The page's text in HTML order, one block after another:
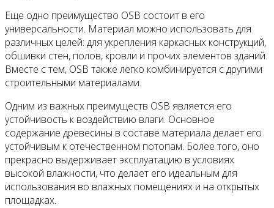
Еще одно преимущество OSB состоит в его
универсальности. Материал можно использовать для
различных целей: для укрепления каркасных конструкций,
обшивки стен, полов, кровли и прочих элементов зданий.
Вместе с тем, OSB также легко комбинируется с другими
строительными материалами.
Одним из важных преимуществ OSB является его
устойчивость к воздействию влаги. Основное
содержание древесины в составе материала делает его
устойчивым к отечественном потопам. Более того, оно
прекрасно выдерживает эксплуатацию в условиях
высокой влажности, что делает его идеальным для
использования во влажных помещениях и на открытых
площадках.